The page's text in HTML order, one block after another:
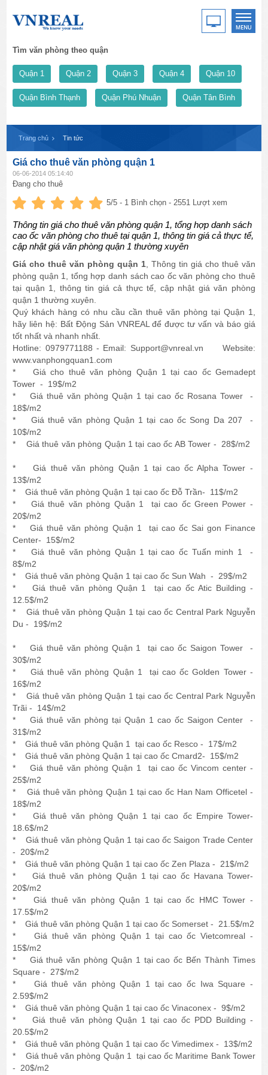
Tìm văn phòng theo quận
Quận 1 Quận 2 Quận 3 Quận 4 Quận 10
Quận Bình Thạnh Quận Phú Nhuận Quận Tân Bình
Trang chủ Tin tức
Giá cho thuê văn phòng quận 1
06-06-2014 05:14:40
Đang cho thuê
5/5 - 1 Bình chọn - 2551 Lượt xem
Thông tin giá cho thuê văn phòng quận 1, tổng hợp danh sách
cao ốc văn phòng cho thuê tại quận 1, thông tin giá cả thực tế,
cập nhật giá văn phòng quận 1 thường xuyên
Giá cho thuê văn phòng quận 1 , Thông tin giá cho thuê văn
phòng quận 1, tổng hợp danh sách cao ốc văn phòng cho thuê
tại quận 1, thông tin giá cả thực tế, cập nhật giá văn phòng
quận 1 thường xuyên.
Quý khách hàng có nhu cầu cần thuê văn phòng tại Quận 1,
hãy liên hệ: Bất Động Sản VNREAL để được tư vấn và báo giá
tốt nhất và nhanh nhất.
Hotline: 0979771188 - Email: Support@vnreal.vn Website:
www.vanphongquan1.com
* Giá cho thuê văn phòng Quận 1 tại cao ốc Gemadept
Tower - 19$/m2
* Giá thuê văn phòng Quận 1 tại cao ốc Rosana Tower -
18$/m2
* Giá thuê văn phòng Quận 1 tại cao ốc Song Da 207 -
10$/m2
* Giá thuê văn phòng Quận 1 tại cao ốc AB Tower - 28$/m2
* Giá thuê văn phòng Quận 1 tại cao ốc Alpha Tower -
13$/m2
* Giá thuê văn phòng Quận 1 tại cao ốc Đỗ Trần- 11$/m2
* Giá thuê văn phòng Quận 1 tại cao ốc Green Power -
20$/m2
* Giá thuê văn phòng Quận 1 tại cao ốc Sai gon Finance
Center- 15$/m2
* Giá thuê văn phòng Quận 1 tại cao ốc Tuấn minh 1 -
8$/m2
* Giá thuê văn phòng Quận 1 tại cao ốc Sun Wah - 29$/m2
* Giá thuê văn phòng Quận 1 tại cao ốc Atic Building -
12.5$/m2
* Giá thuê văn phòng Quận 1 tại cao ốc Central Park Nguyễn
Du - 19$/m2
* Giá thuê văn phòng Quận 1 tại cao ốc Saigon Tower -
30$/m2
* Giá thuê văn phòng Quận 1 tại cao ốc Golden Tower -
16$/m2
* Giá thuê văn phòng Quận 1 tại cao ốc Central Park Nguyễn
Trãi - 14$/m2
* Giá thuê văn phòng tại Quận 1 cao ốc Saigon Center -
31$/m2
* Giá thuê văn phòng Quận 1 tại cao ốc Resco - 17$/m2
* Giá thuê văn phòng Quận 1 tại cao ốc Cmard2- 15$/m2
* Giá thuê văn phòng Quận 1 tại cao ốc Vincom center -
25$/m2
* Giá thuê văn phòng Quận 1 tại cao ốc Han Nam Officetel -
18$/m2
* Giá thuê văn phòng Quận 1 tại cao ốc Empire Tower-
18.6$/m2
* Giá thuê văn phòng Quận 1 tại cao ốc Saigon Trade Center
- 20$/m2
* Giá thuê văn phòng Quận 1 tại cao ốc Zen Plaza - 21$/m2
* Giá thuê văn phòng Quận 1 tại cao ốc Havana Tower-
20$/m2
* Giá thuê văn phòng Quận 1 tại cao ốc HMC Tower -
17.5$/m2
* Giá thuê văn phòng Quận 1 tại cao ốc Somerset - 21.5$/m2
* Giá thuê văn phòng Quận 1 tại cao ốc Vietcomreal -
15$/m2
* Giá thuê văn phòng Quận 1 tại cao ốc Bến Thành Times
Square - 27$/m2
* Giá thuê văn phòng Quận 1 tại cao ốc Iwa Square -
2.59$/m2
* Giá thuê văn phòng Quận 1 tại cao ốc Vinaconex - 9$/m2
* Giá thuê văn phòng Quận 1 tại cao ốc PDD Building -
20.5$/m2
* Giá thuê văn phòng Quận 1 tại cao ốc Vimedimex - 13$/m2
* Giá thuê văn phòng Quận 1 tại cao ốc Maritime Bank Tower
- 20$/m2